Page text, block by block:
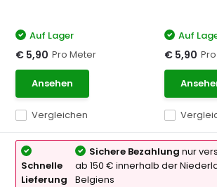
Vergleichen
Auf Lager
€ 5,90 Pro Meter
Ansehen
Auf
€ 5,90
Schnelle
Lieferung
Sichere Bezahlung nur
ab 150 € innerhalb der
Belgiens